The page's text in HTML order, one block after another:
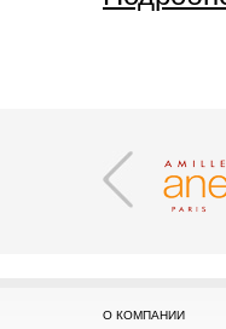
О КОМПАНИИ